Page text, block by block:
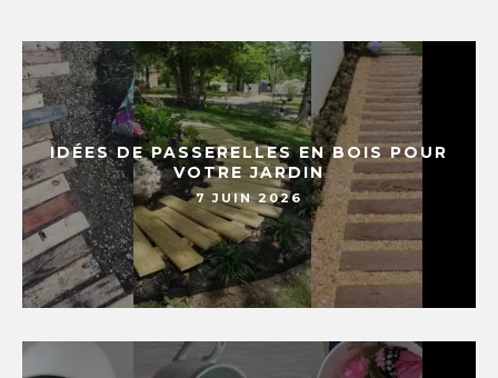
IDÉES DE PASSERELLES EN BOIS POUR
VOTRE JARDIN
7 JUIN 2026